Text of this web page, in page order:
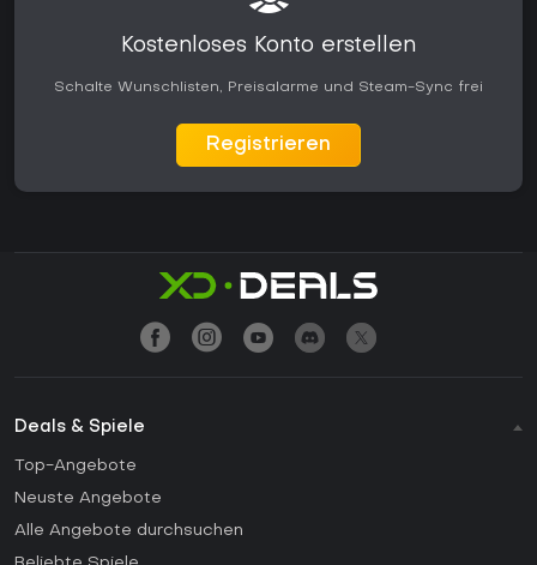
Kostenloses Konto erstellen
Schalte Wunschlisten, Preisalarme und Steam-Sync frei
Registrieren
Deals & Spiele
Top-Angebote
Neuste Angebote
Alle Angebote durchsuchen